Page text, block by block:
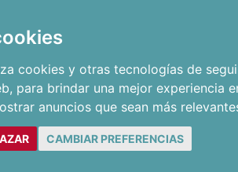
cookies y otras tecnologías de
, para brindar una mejor experiencia
anuncios que sean más
CAMBIAR PREFERENCIAS